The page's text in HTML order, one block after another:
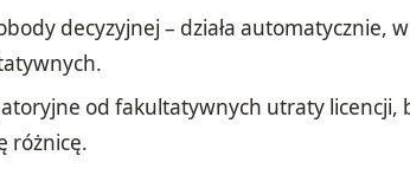
decyzyjnej – działa automatycznie, w
od fakultatywnych utraty licencji,
różnicę.